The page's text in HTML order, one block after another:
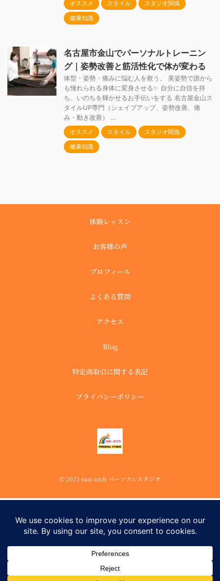
オススメ スタイル
スタジオ関係
健康知識
名古屋市金山でパーソナルトレーニン
グ｜姿勢改善と筋活性化で体が変わる
体型・姿勢・痛みに悩む人を救う。 美姿勢で誰から
も憧れられる身体に変身させる✨ 自分に自信を持
ち、いのちを輝かせるお手伝いをする 名古屋金山ス
タイルUP専門（シェイプアップ、姿勢改善、痛
み・動き改善） …
オススメ スタイル
スタジオ関係
健康知識
体験レッスン
お客様の声
プロフィール
よくある質問
アクセス
Blog
特定商取引に関する表記
プライバシーポリシー
© 2023 sun-arch パーソナルスタジオ